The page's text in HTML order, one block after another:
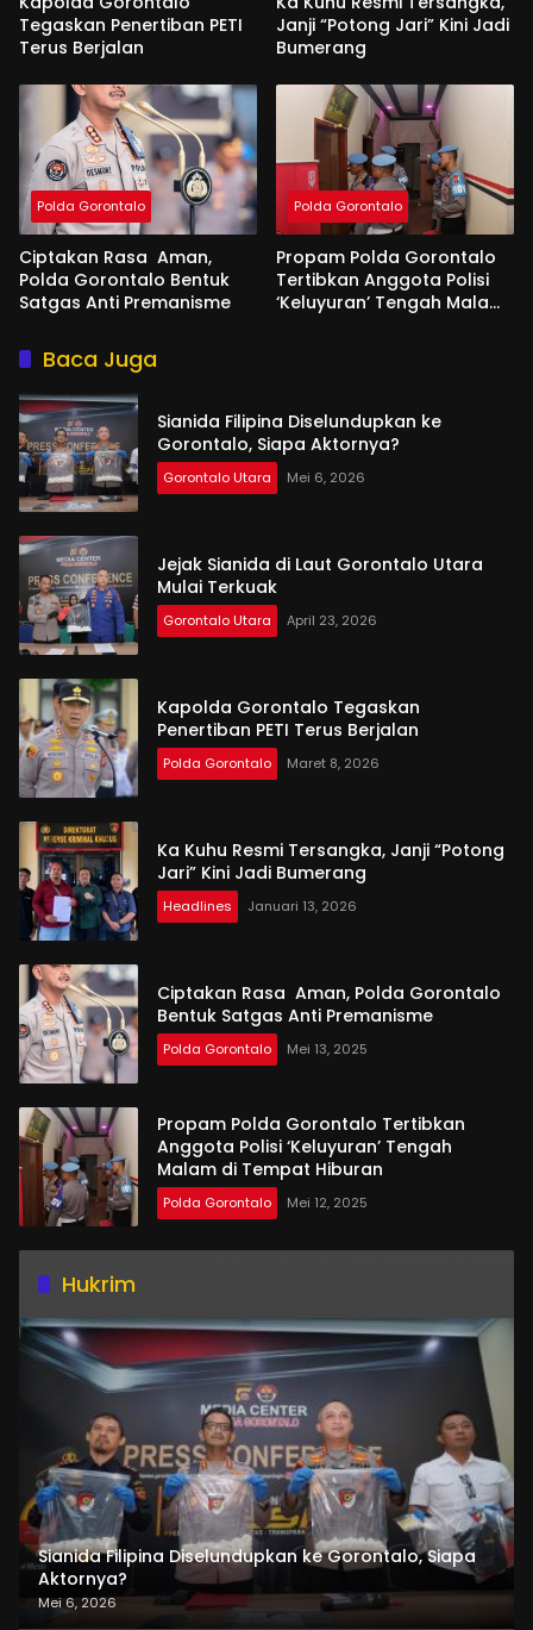
Tegaskan Penertiban PETI
Terus Berjalan
Janji “Potong Jari” Kini Jadi
Bumerang
Polda Gorontalo
Ciptakan Rasa Aman,
Polda Gorontalo Bentuk
Satgas Anti Premanisme
Polda Gorontalo
Propam Polda Gorontalo
Tertibkan Anggota Polisi
‘Keluyuran’ Tengah Malam
Baca Juga
Sianida Filipina Diselundupkan ke
Gorontalo, Siapa Aktornya?
Gorontalo Utara Mei 6, 2026
Jejak Sianida di Laut Gorontalo Utara
Mulai Terkuak
Gorontalo Utara April 23, 2026
Kapolda Gorontalo Tegaskan
Penertiban PETI Terus Berjalan
Polda Gorontalo Maret 8, 2026
Ka Kuhu Resmi Tersangka, Janji “Potong
Jari” Kini Jadi Bumerang
Headlines Januari 13, 2026
Ciptakan Rasa Aman, Polda Gorontalo
Bentuk Satgas Anti Premanisme
Polda Gorontalo Mei 13, 2025
Propam Polda Gorontalo Tertibkan
Anggota Polisi ‘Keluyuran’ Tengah
Malam di Tempat Hiburan
Polda Gorontalo Mei 12, 2025
Hukrim
Sianida Filipina Diselundupkan ke Gorontalo, Siapa
Aktornya?
Mei 6, 2026